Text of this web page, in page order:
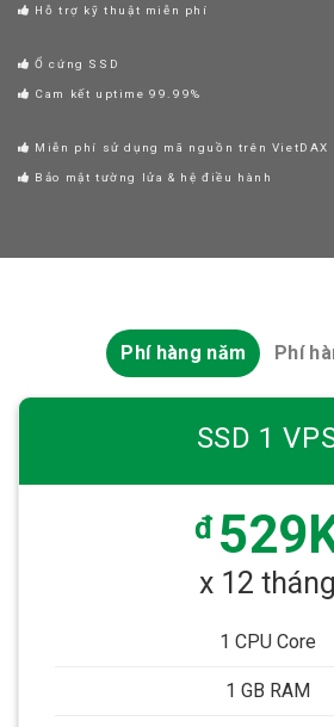
Hỗ trợ kỹ thuật miễn phí
Ổ cứng SSD
Cam kết uptime 99.99%
Miễn phí sử dụng mã nguồn trên VietDAX
Bảo mật tường lửa & hệ điều hành
Phí hàng năm Phí
SSD 1
đ
x 12 tháng
1 CPU Core
1 GB RAM